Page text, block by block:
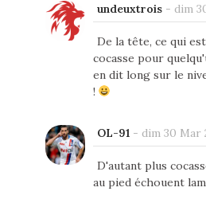
undeuxtrois- dim
De la tête, ce qui
cocasse pour
en dit long sur le
!
OL-91 - dim 30 Mar
D'autant plus
au pied échouent